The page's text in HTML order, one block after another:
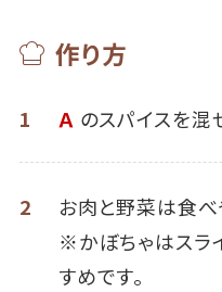
作り方
1 Ａ のスパイスを混
2
お肉と野菜は食べ
※かぼちゃはスラ
すめです。